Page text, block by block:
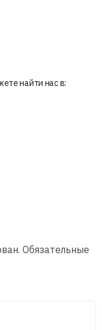
найти нас в:
Обязательные